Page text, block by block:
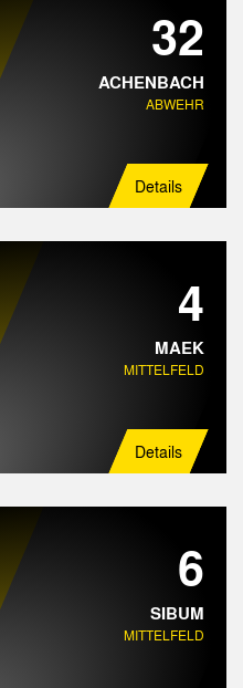
32
ACHENBACH
ABWEHR
Details
4
MAEK
MITTELFELD
Details
6
SIBUM
MITTELFELD